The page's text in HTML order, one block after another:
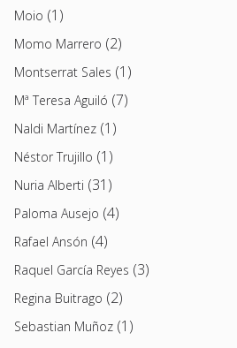
Moio (1)
Momo Marrero (2)
Montserrat Sales (1)
Mª Teresa Aguiló (7)
Naldi Martínez (1)
Néstor Trujillo (1)
Nuria Alberti (31)
Paloma Ausejo (4)
Rafael Ansón (4)
Raquel García Reyes (3)
Regina Buitrago (2)
Sebastian Muñoz (1)